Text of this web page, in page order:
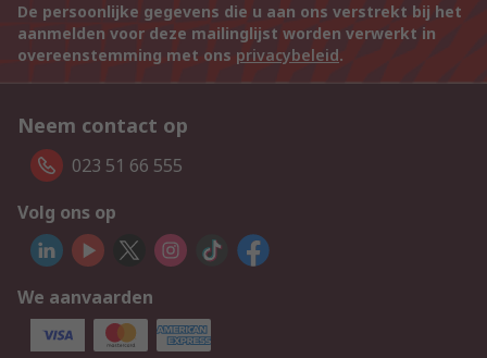
De persoonlijke gegevens die u aan ons verstrekt bij het
aanmelden voor deze mailinglijst worden verwerkt in
overeenstemming met ons privacybeleid.
Neem contact op
023 51 66 555
Volg ons op
We aanvaarden